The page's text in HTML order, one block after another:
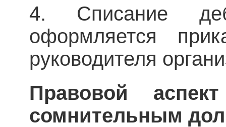
4. Списание
оформляется
руководителя
Правовой
сомнительным